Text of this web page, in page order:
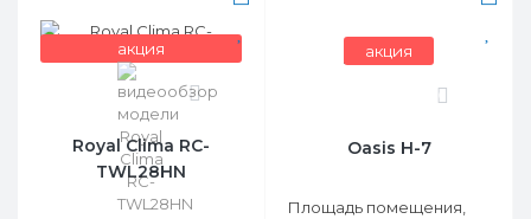
акция
0
Royal Clima RC-
TWL28HN
акция
Oasis H-7
Площадь помещения,